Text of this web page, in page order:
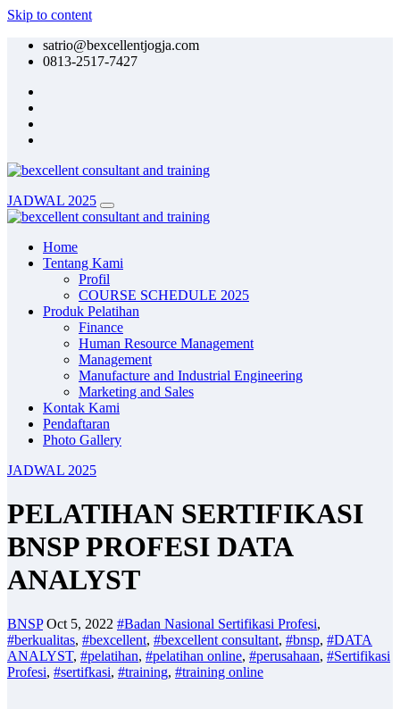
Skip to content
satrio@bexcellentjogja.com
0813-2517-7427
JADWAL 2025
Home
Tentang Kami
Profil
COURSE SCHEDULE 2025
Produk Pelatihan
Finance
Human Resource Management
Management
Manufacture and Industrial Engineering
Marketing and Sales
Kontak Kami
Pendaftaran
Photo Gallery
JADWAL 2025
PELATIHAN SERTIFIKASI
BNSP PROFESI DATA
ANALYST
BNSP Oct 5, 2022 #Badan Nasional Sertifikasi Profesi,
#berkualitas, #bexcellent, #bexcellent consultant, #bnsp, #DATA
ANALYST, #pelatihan, #pelatihan online, #perusahaan, #Sertifikasi
Profesi, #sertifkasi, #training, #training online